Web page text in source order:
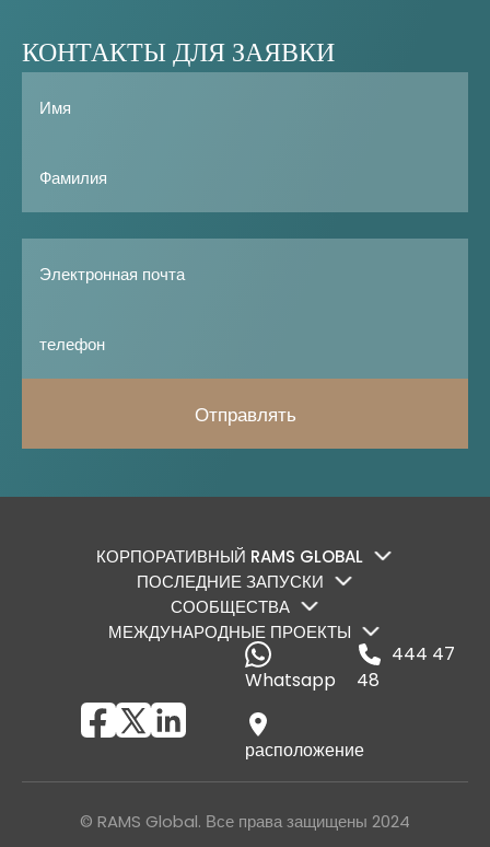
КОНТАКТЫДЛЯ ЗАЯВКИ
Отправлять
КОРПОРАТИВНЫЙ RAMS GLOBAL
ПОСЛЕДНИЕ ЗАПУСКИ
СООБЩЕСТВА
МЕЖДУНАРОДНЫЕ ПРОЕКТЫ
Whatsapp
444 47
48
расположение
© RAMS Global. Все права защищены 2024